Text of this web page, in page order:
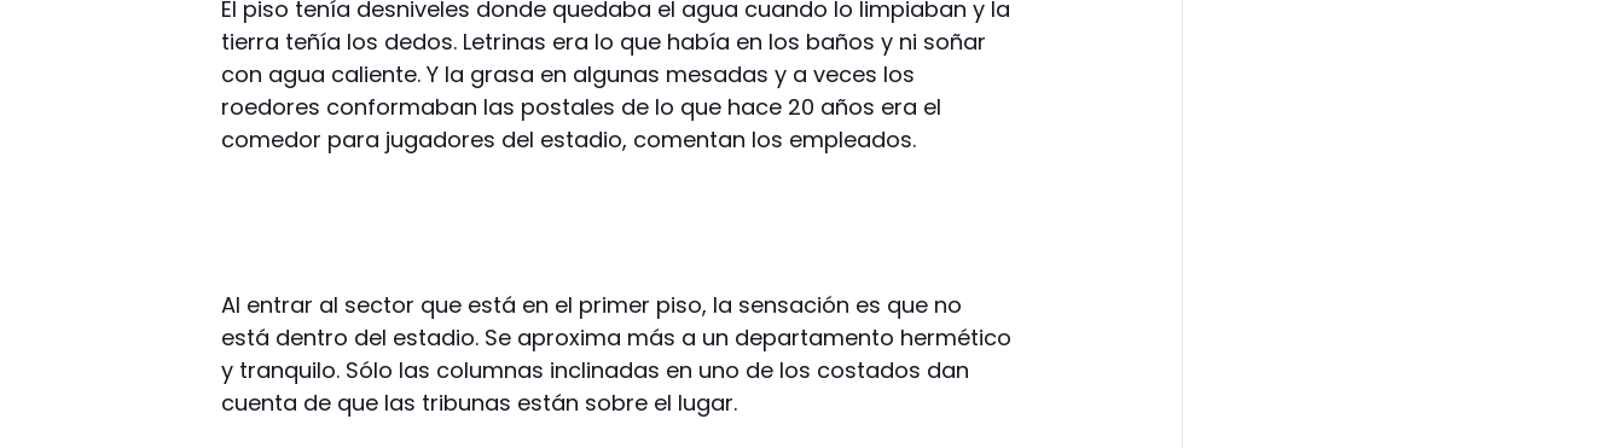
El piso tenía desniveles donde quedaba el agua cuando lo limpiaban y la
tierra teñía los dedos. Letrinas era lo que había en los baños y ni soñar
con agua caliente. Y la grasa en algunas mesadas y a veces los
roedores conformaban las postales de lo que hace 20 años era el
comedor para jugadores del estadio, comentan los empleados.
Al entrar al sector que está en el primer piso, la sensación es que no
está dentro del estadio. Se aproxima más a un departamento hermético
y tranquilo. Sólo las columnas inclinadas en uno de los costados dan
cuenta de que las tribunas están sobre el lugar.